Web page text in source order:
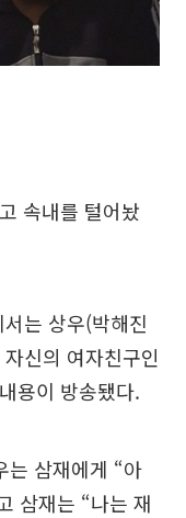
속내를 털어놨
는 상우(박해진
신의 여자친구인
용이 방송됐다.
는 삼재에게 “아
삼재는 “나는 재